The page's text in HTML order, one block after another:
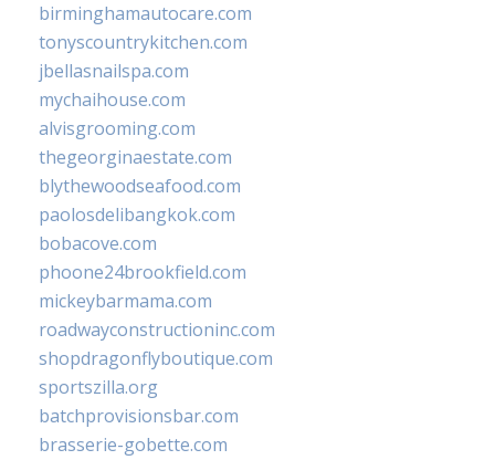
birminghamautocare.com
tonyscountrykitchen.com
jbellasnailspa.com
mychaihouse.com
alvisgrooming.com
thegeorginaestate.com
blythewoodseafood.com
paolosdelibangkok.com
bobacove.com
phoone24brookfield.com
mickeybarmama.com
roadwayconstructioninc.com
shopdragonflyboutique.com
sportszilla.org
batchprovisionsbar.com
brasserie-gobette.com